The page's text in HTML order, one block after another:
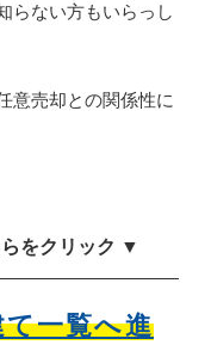
らない方もいらっし
意売却との関係性に
をクリック ▼
一覧へ進